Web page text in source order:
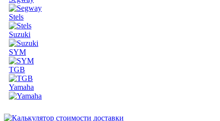
Stels
Suzuki
SYM
TGB
Yamaha